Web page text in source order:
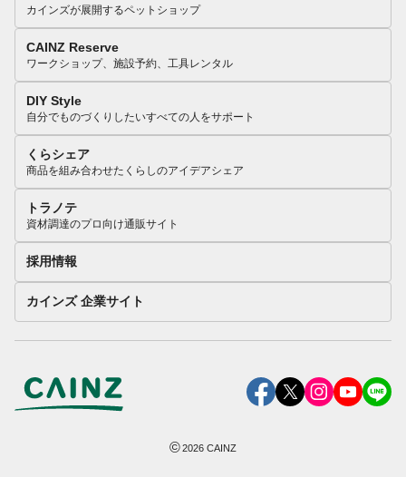
カインズが展開するペットショップ
CAINZ Reserve
ワークショップ、施設予約、工具レンタル
DIY Style
自分でものづくりしたいすべての人をサポート
くらシェア
商品を組み合わせたくらしのアイデアシェア
トラノテ
資材調達のプロ向け通販サイト
採用情報
カインズ 企業サイト
©2026 CAINZ